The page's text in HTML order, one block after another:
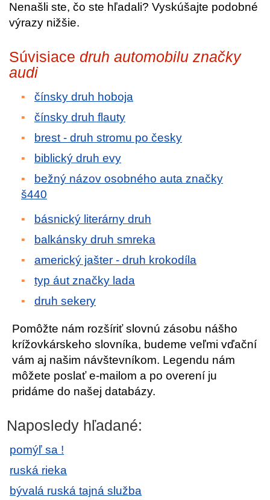
Nenašli ste, čo ste hľadali? Vyskúšajte podobné
výrazy nižšie.
Súvisiace druh automobilu značky
audi
čínsky druh hoboja
čínsky druh flauty
brest - druh stromu po česky
biblický druh evy
bežný názov osobného auta značky
š440
básnický literárny druh
balkánsky druh smreka
americký jašter - druh krokodíla
typ áut značky lada
druh sekery
Pomôžte nám rozšíriť slovnú zásobu nášho
krížovkárskeho slovníka, budeme veľmi vďační
vám aj našim návštevníkom. Legendu nám
môžete poslať e-mailom a po overení ju
pridáme do našej databázy.
Naposledy hľadané:
pomýľ sa !
ruská rieka
bývalá ruská tajná služba